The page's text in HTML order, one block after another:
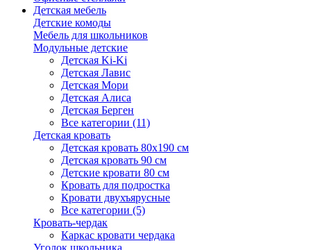
Детская мебель
Детские комоды
Мебель для школьников
Модульные детские
Детская Ki-Ki
Детская Лавис
Детская Мори
Детская Алиса
Детская Берген
Все категории (11)
Детская кровать
Детская кровать 80х190 см
Детская кровать 90 см
Детские кровати 80 см
Кровать для подростка
Кровати двухъярусные
Все категории (5)
Кровать-чердак
Каркас кровати чердака
Уголок школьника